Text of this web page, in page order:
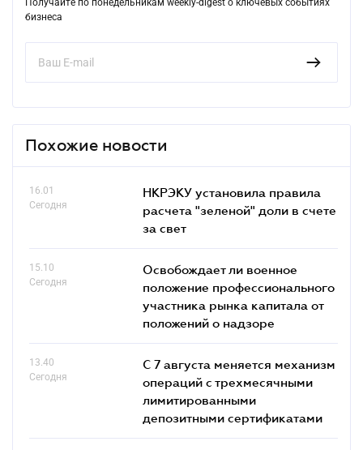
бизнеса
Похожие новости
16.01
Сегодня
НКРЭКУ установила правила
расчета "зеленой" доли в счете
за свет
15.10
Сегодня
Освобождает ли военное
положение профессионального
участника рынка капитала от
положений о надзоре
13.40
Сегодня
С 7 августа меняется механизм
операций с трехмесячными
лимитированными
депозитными сертификатами